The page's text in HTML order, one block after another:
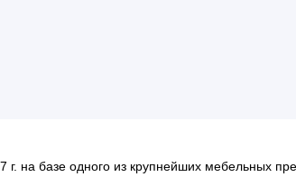
г. на базе одного из крупнейших мебельных